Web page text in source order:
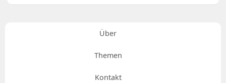
Über
Themen
Kontakt